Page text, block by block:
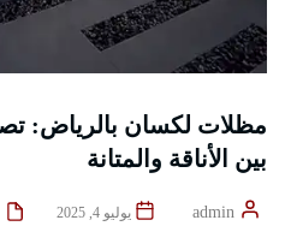
مظلات لكسان بالرياض:
بين الأناقة والمتانة
يوليو 4, 2025